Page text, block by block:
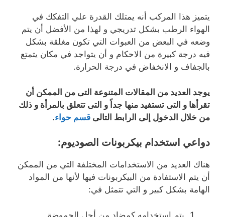
يتميز هذا المركب أنه يمتلك القدرة علي التفكك في
الهواء الرطب بشكل تدريجي و لهذا من الأفضل أن يتم
وضعه في البعض من العبوات التي تكون مغلقة بشكل
فيه درجة كبيرة من الاحكام و أن يتواجد في مكان يتمتع
بالجفاف و الانخفاض في درجة الحرارة.
يوجد العديد من المقالات المتنوعة التى من الممكن أن
تقرأها و التى تستفيد منها جداً و التى تتعلق بالمرأة و ذلك
من خلال الدخول إلى الرابط التالى قسم حواء.
دواعي استخدام بيكربونات الصوديوم:
هناك العديد من الاستخدامات المختلفة التي من الممكن
أن يتم الاستفادة من البيكربونات فيها لأنها من المواد
الهامة بشكل كبير و التي تتمثل في:
يتم استخدامه كمضاد من أجل الحموضة.